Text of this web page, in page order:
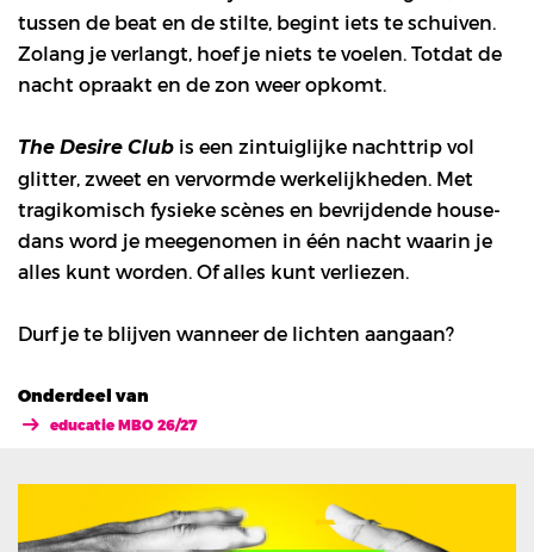
tussen de beat en de stilte, begint iets te schuiven.
Zolang je verlangt, hoef je niets te voelen. Totdat de
nacht opraakt en de zon weer opkomt.
The Desire Club is een zintuiglijke nachttrip vol
glitter, zweet en vervormde werkelijkheden. Met
tragikomisch fysieke scènes en bevrijdende house-
dans word je meegenomen in één nacht waarin je
alles kunt worden. Of alles kunt verliezen.
Durf je te blijven wanneer de lichten aangaan?
Onderdeel van
educatie MBO 26/27